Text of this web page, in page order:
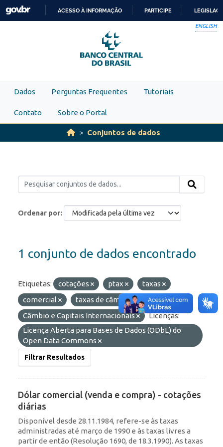
Skip to main content
PARA
O
CONTEÚDO
ACESSO À INFORMAÇÃO PARTICIPE
ENGLISH
Dados Perguntas Frequentes Tutoriais
Contato Sobre o Portal
Conjuntos de dados
Ordenar por
1 conjunto de dados encontrado
Etiquetas: cotações ptax
taxas
comercial
taxas de câmbio
Grupos:
Câmbio e Capitais Internacionais
Licenças:
Licença Aberta para Bases de Dados (ODbL) do
Open Data Commons
Filtrar Resultados
Dólar comercial (venda e compra) - cotações
diárias
Disponível desde 28.11.1984, refere-se às taxas
administradas até março de 1990 e às taxas livres a
partir de então (Resolução 1690, de 18.3.1990). As taxas